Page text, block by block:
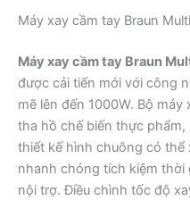
Máy xay cầm tay Braun
Máy xay cầm tay Braun
được cải tiến mới với công
mẽ lên đến 1000W. Bộ
tha hồ chế biến thực
thiết kế hình chuông có thể
nhanh chóng tích kiệm thời
nội trợ. Điều chình tốc độ